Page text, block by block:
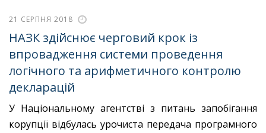
21 СЕРПНЯ 2018
НАЗК здійснює черговий крок із
впровадження системи проведення
логічного та арифметичного контролю
декларацій
У Національному агентстві з питань запобігання
корупції відбулась урочиста передача програмного